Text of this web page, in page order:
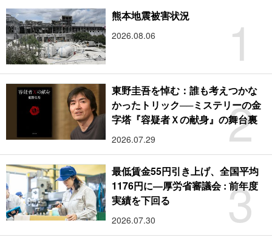
1
熊本地震被害状況
2026.08.06
2
東野圭吾を悼む：誰も考えつかな
かったトリック──ミステリーの金
字塔『容疑者Ｘの献身』の舞台裏
2026.07.29
3
最低賃金55円引き上げ、全国平均
1176円に―厚労省審議会 : 前年度
実績を下回る
2026.07.30